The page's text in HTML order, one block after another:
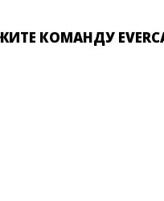
КОМАНДУ